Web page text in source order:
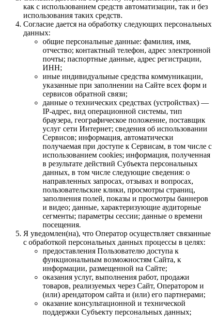
как с использованием средств автоматизации, так и без
использования таких средств.
Согласие дается на обработку следующих персональных
данных:
общие персональные данные: фамилия, имя,
отчество; контактный телефон, адрес электронной
почты; паспортные данные, адрес регистрации,
ИНН;
иные индивидуальные средства коммуникации,
указанные при заполнении на Сайте всех форм и
сервисов обратной связи;
данные о технических средствах (устройствах) —
IP-адрес, вид операционной системы, тип
браузера, географическое положение, поставщик
услуг сети Интернет; сведения об использовании
Сервисов; информация, автоматически
получаемая при доступе к Сервисам, в том числе с
использованием cookies; информация, полученная
в результате действий Субъекта персональных
данных, в том числе следующие сведения: о
направленных запросах, отзывах и вопросах,
пользовательские клики, просмотры страниц,
заполнения полей, показы и просмотры баннеров
и видео; данные, характеризующие аудиторные
сегменты; параметры сессии; данные о времени
посещения.
Я уведомлен(на), что Оператор осуществляет связанные
с обработкой персональных данных процессы в целях:
предоставления Пользователю доступа к
функциональным возможностям Сайта, к
информации, размещенной на Сайте;
оказания услуг, выполнения работ, продажи
товаров, реализуемых через Сайт, Оператором и
(или) арендатором сайта и (или) его партнерами;
оказание консультационной и технической
поддержки Субъекту персональных данных;